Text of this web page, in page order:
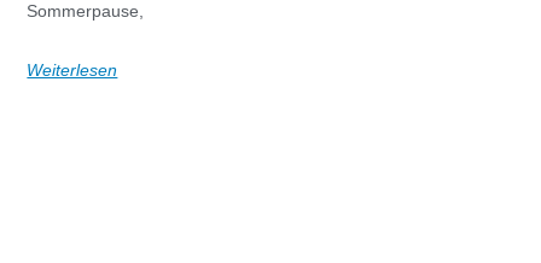
Sommerpause,
Weiterlesen